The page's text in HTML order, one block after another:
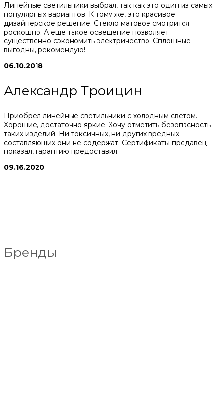
Линейные светильники выбрал, так как это один из самых
популярных вариантов. К тому же, это красивое
дизайнерское решение. Стекло матовое смотрится
роскошно. А еще такое освещение позволяет
существенно сэкономить электричество. Сплошные
выгодны, рекомендую!
06.10.2018
Александр Троицин
Приобрёл линейные светильники с холодным светом.
Хорошие, достаточно яркие. Хочу отметить безопасность
таких изделий. Ни токсичных, ни других вредных
составляющих они не содержат. Сертификаты продавец
показал, гарантию предоставил.
09.16.2020
Бренды